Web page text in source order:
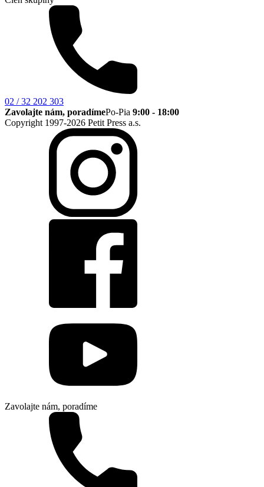
02 / 32 202 303
Zavolajte nám, poradímePo-Pia 9:00 - 18:00
Copyright 1997-2026 Petit Press a.s.
Zavolajte nám, poradíme